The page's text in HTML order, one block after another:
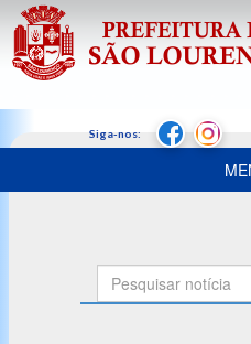
Pesquisar
notícia